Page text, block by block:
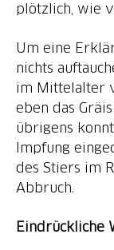
plötzlich, wie
Um eine
nichts
im Mittelalter
eben das
übrigens
Impfung
des Stiers im
Abbruch.
Eindrückliche